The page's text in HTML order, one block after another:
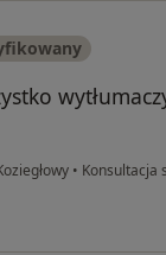
• Konsultacja